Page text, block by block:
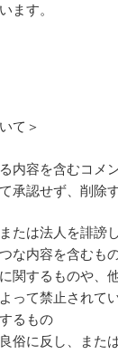
ます。
て＞
内容を含むコメ
承認せず、削除
たは法人を誹謗
な内容を含むも
関するものや、
って禁止されて
るもの
俗に反し、また